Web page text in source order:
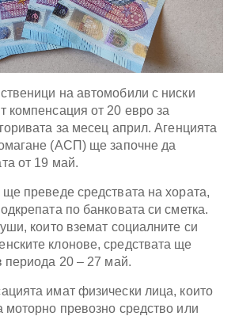
на автомобили с ниски
компенсация от 20 евро за
за месец април. Агенцията
(АСП) ще започне да
от 19 май.
преведе средствата на хората,
по банковата си сметка.
които вземат социалните си
клонове, средствата ще
периода 20 – 27 май.
имат физически лица, които
моторно превозно средство или